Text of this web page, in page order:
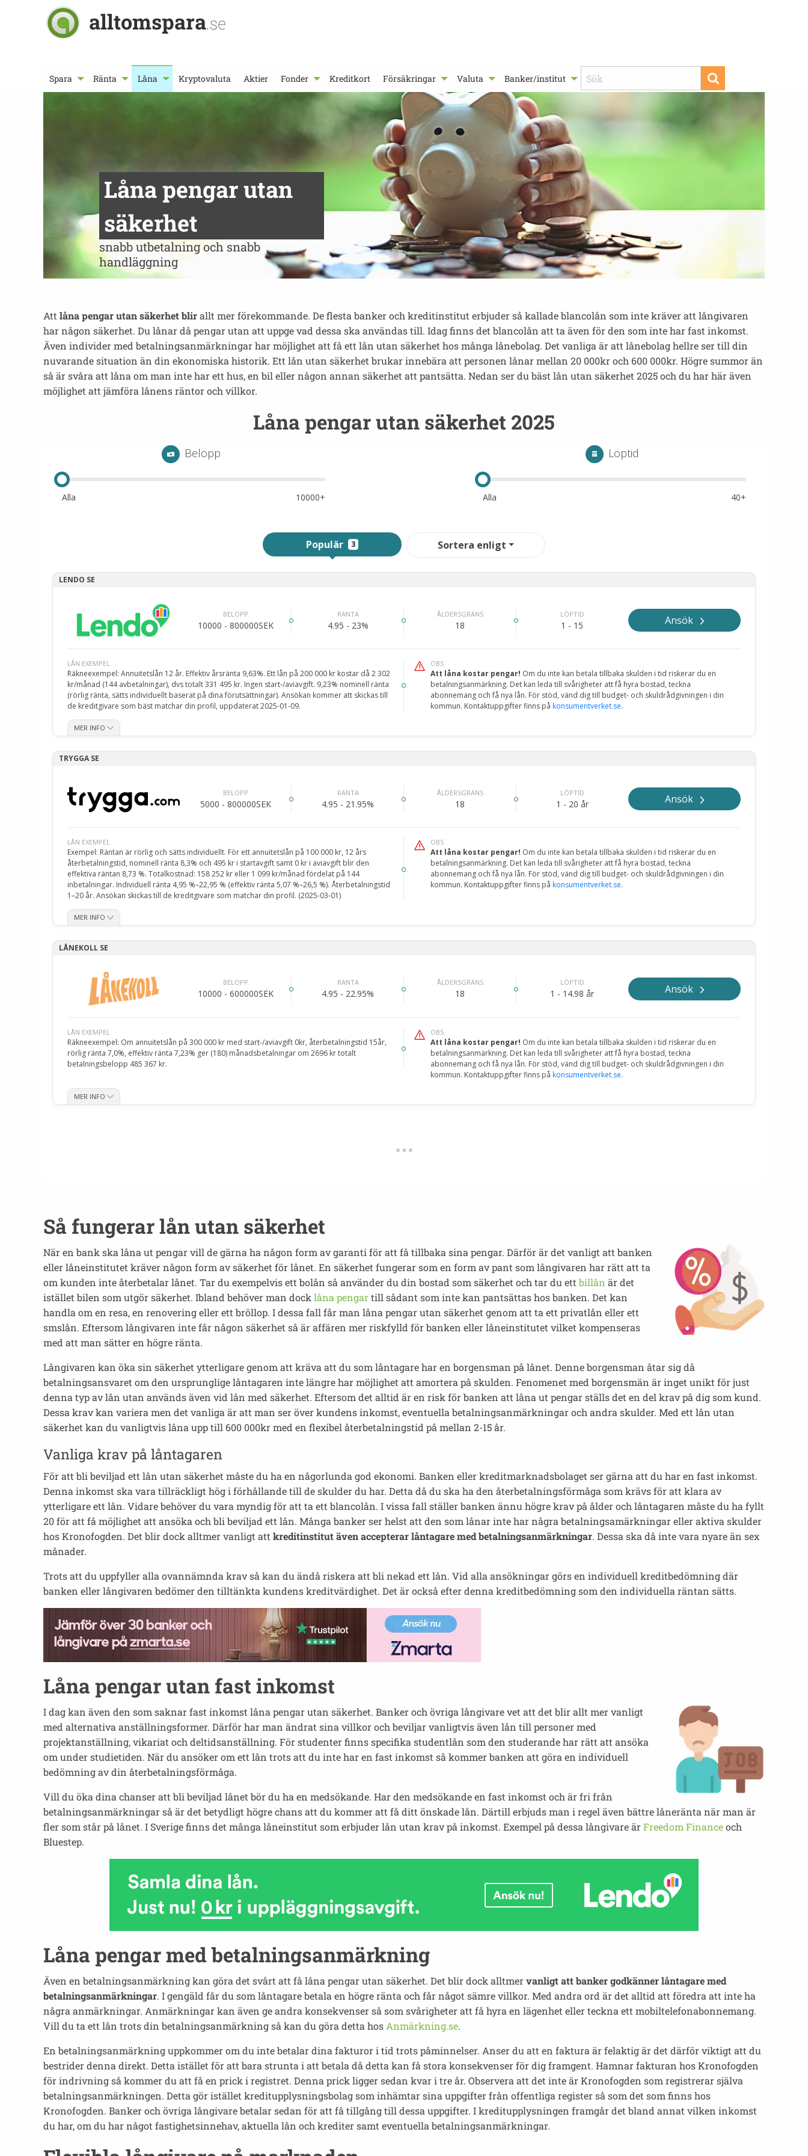
alltomspara.se
Spara Ränta Låna Kryptovaluta Aktier Fonder Kreditkort Försäkringar Valuta Banker/institut
Låna pengar utan
säkerhet
snabb utbetalning och snabb
handläggning
Att låna pengar utan säkerhet blirallt mer förekommande. De flesta banker och kreditinstitut erbjuder så kallade blancolån som inte kräver att långivaren
har någon säkerhet. Du lånar då pengar utan att uppge vad dessa ska användas till. Idag finns det blancolån att ta även för den som inte har fast inkomst.
Även individer med betalningsanmärkningar har möjlighet att få ett lån utan säkerhet hos många lånebolag. Det vanliga är att lånebolag hellre ser till din
nuvarande situation än din ekonomiska historik. Ett lån utan säkerhet brukar innebära att personen lånar mellan 20 000kr och 600 000kr. Högre summor än
så är svåra att låna om man inte har ett hus, en bil eller någon annan säkerhet att pantsätta. Nedan ser du bäst lån utan säkerhet 2025 och du har här även
möjlighet att jämföra lånens räntor och villkor.
Låna pengar utan säkerhet 2025
Så fungerar lån utan säkerhet
När en bank ska låna ut pengar vill de gärna ha någon form av garanti för att få tillbaka sina pengar. Därför är det vanligt att banken
eller låneinstitutet kräver någon form av säkerhet för lånet. En säkerhet fungerar som en form av pant som långivaren har rätt att ta
om kunden inte återbetalar lånet. Tar du exempelvis ett bolån så använder du din bostad som säkerhet och tar du ett billån är det
istället bilen som utgör säkerhet. Ibland behöver man dock låna pengartill sådant som inte kan pantsättas hos banken. Det kan
handla om en resa, en renovering eller ett bröllop. I dessa fall får man låna pengar utan säkerhet genom att ta ett privatlån eller ett
smslån. Eftersom långivaren inte får någon säkerhet så är affären mer riskfylld för banken eller låneinstitutet vilket kompenseras
med att man sätter en högre ränta.
Långivaren kan öka sin säkerhet ytterligare genom att kräva att du som låntagare har en borgensman på lånet. Denne borgensman åtar sig då
betalningsansvaret om den ursprunglige låntagaren inte längre har möjlighet att amortera på skulden. Fenomenet med borgensmän är inget unikt för just
denna typ av lån utan används även vid lån med säkerhet. Eftersom det alltid är en risk för banken att låna ut pengar ställs det en del krav på dig som kund.
Dessa krav kan variera men det vanliga är att man ser över kundens inkomst, eventuella betalningsanmärkningar och andra skulder. Med ett lån utan
säkerhet kan du vanligtvis låna upp till 600 000kr med en flexibel återbetalningstid på mellan 2-15 år.
Vanliga krav på låntagaren
För att bli beviljad ett lån utan säkerhet måste du ha en någorlunda god ekonomi. Banken eller kreditmarknadsbolaget ser gärna att du har en fast inkomst.
Denna inkomst ska vara tillräckligt hög i förhållande till de skulder du har. Detta då du ska ha den återbetalningsförmåga som krävs för att klara av
ytterligare ett lån. Vidare behöver du vara myndig för att ta ett blancolån. I vissa fall ställer banken ännu högre krav på ålder och låntagaren måste du ha fyllt
20 för att få möjlighet att ansöka och bli beviljad ett lån. Många banker ser helst att den som lånar inte har några betalningsamärkningar eller aktiva skulder
hos Kronofogden. Det blir dock alltmer vanligt att kreditinstitut även accepterar låntagare med betalningsanmärkningar. Dessa ska då inte vara nyare än sex
månader.
Trots att du uppfyller alla ovannämnda krav så kan du ändå riskera att bli nekad ett lån. Vid alla ansökningar görs en individuell kreditbedömning där
banken eller långivaren bedömer den tilltänkta kundens kreditvärdighet. Det är också efter denna kreditbedömning som den individuella räntan sätts.
Låna pengar utan fast inkomst
I dag kan även den som saknar fast inkomst låna pengar utan säkerhet. Banker och övriga långivare vet att det blir allt mer vanligt
med alternativa anställningsformer. Därför har man ändrat sina villkor och beviljar vanligtvis även lån till personer med
projektanställning, vikariat och deltidsanställning. För studenter finns specifika studentlån som den studerande har rätt att ansöka
om under studietiden. När du ansöker om ett lån trots att du inte har en fast inkomst så kommer banken att göra en individuell
bedömning av din återbetalningsförmåga.
Vill du öka dina chanser att bli beviljad lånet bör du ha en medsökande. Har den medsökande en fast inkomst och är fri från
betalningsanmärkningar så är det betydligt högre chans att du kommer att få ditt önskade lån. Därtill erbjuds man i regel även bättre låneränta när man är
fler som står på lånet. I Sverige finns det många låneinstitut som erbjuder lån utan krav på inkomst. Exempel på dessa långivare ärFreedom Financeoch
Bluestep.
Låna pengar med betalningsanmärkning
Även en betalningsanmärkning kan göra det svårt att få låna pengar utan säkerhet. Det blir dock alltmervanligt att banker godkänner låntagare med
betalningsanmärkningar. I gengäld får du som låntagare betala en högre ränta och får något sämre villkor. Med andra ord är det alltid att föredra att inte ha
några anmärkningar. Anmärkningar kan även ge andra konsekvenser så som svårigheter att få hyra en lägenhet eller teckna ett mobiltelefonabonnemang.
Vill du ta ett lån trots din betalningsanmärkning så kan du göra detta hos Anmärkning.se.
En betalningsanmärkning uppkommer om du inte betalar dina fakturor i tid trots påminnelser. Anser du att en faktura är felaktig är det därför viktigt att du
bestrider denna direkt. Detta istället för att bara strunta i att betala då detta kan få stora konsekvenser för dig framgent. Hamnar fakturan hos Kronofogden
för indrivning så kommer du att få en prick i registret. Denna prick ligger sedan kvar i tre år. Observera att det inte är Kronofogden som registrerar själva
betalningsanmärkningen. Detta gör istället kreditupplysningsbolag som inhämtar sina uppgifter från offentliga register så som det som finns hos
Kronofogden. Banker och övriga långivare betalar sedan för att få tillgång till dessa uppgifter. I kreditupplysningen framgår det bland annat vilken inkomst
du har, om du har något fastighetsinnehav, aktuella lån och krediter samt eventuella betalningsanmärkningar.